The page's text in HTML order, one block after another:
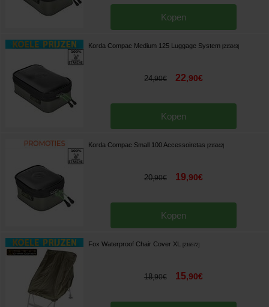
Kopen
Korda Compac Medium 125 Luggage System [215043]
24,90€ 22,90€
Kopen
Korda Compac Small 100 Accessoiretas [215042]
20,90€ 19,90€
Kopen
Fox Waterproof Chair Cover XL [216572]
18,90€ 15,90€